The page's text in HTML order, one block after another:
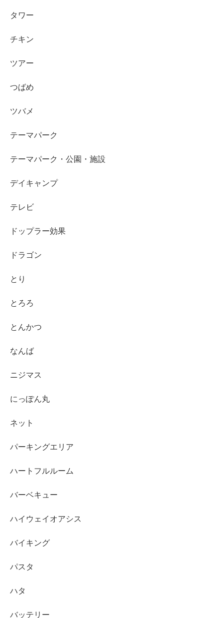
タワー
チキン
ツアー
つばめ
ツバメ
テーマパーク
テーマパーク・公園・施設
デイキャンプ
テレビ
ドップラー効果
ドラゴン
とり
とろろ
とんかつ
なんば
ニジマス
にっぽん丸
ネット
パーキングエリア
ハートフルルーム
バーベキュー
ハイウェイオアシス
バイキング
パスタ
ハタ
バッテリー